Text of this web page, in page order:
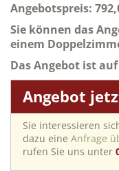
Angebotspreis:
Sie können das
einem
Das Angebot ist
Angebot
Sie interessieren
dazu eine Anfrage
rufen Sie uns unter